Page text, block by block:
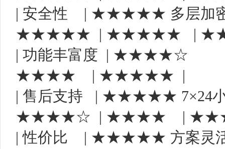
| 安全性 | ★★★★★ 多层
★★★★★ | ★★★★★ |
| 功能丰富度 |
★★★★ | ★★★★★ |
| 售后支持 | ★★★★★ 7×24
★★★★☆ | ★★★★ |
| 性价比 | ★★★★★ 方